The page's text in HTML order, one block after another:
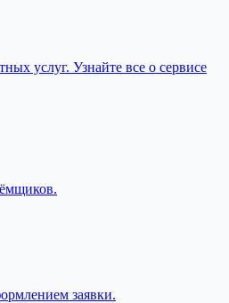
услуг. Узнайте все о сервисе
заявки.